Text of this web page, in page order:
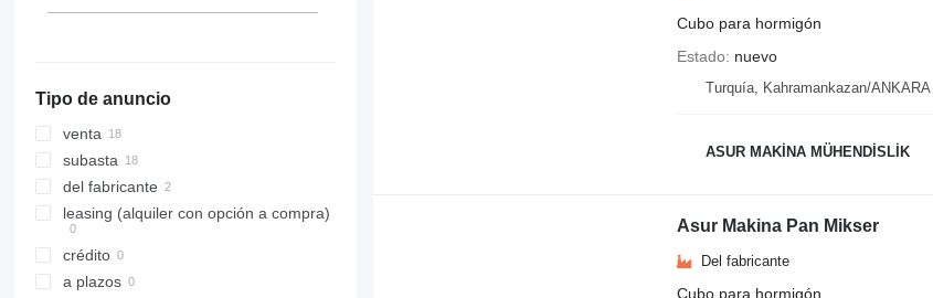
Tipo de anuncio
venta
subasta
del fabricante
leasing (alquiler con opción a compra)
crédito
a plazos
Cubo para hormigón
Estado
nuevo
Turquía, Kahramankazan/ANKARA
ASUR MAKİNA MÜHENDİSLİK
Asur Makina Pan Mikser
Del fabricante
Cubo para hormigón